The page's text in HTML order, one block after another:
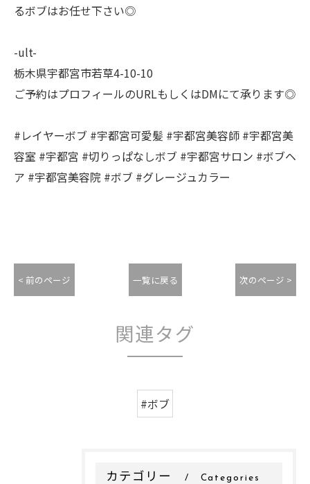
るボブはお任せ下さい◎
-ult-
栃木県宇都宮市若草4-10-10
ご予約はプロフィールのURLもしくはDMにて承ります◎
#レイヤーボブ #宇都宮可愛髪 #宇都宮美容師 #宇都宮美
容室 #宇都宮 #切りっぱなしボブ #宇都宮サロン #ボブヘ
ア #宇都宮美容院 #ボブ #グレージュカラー
< 前のページ 一覧に戻る 次のページ >
関連タグ
#ボブ
カテゴリー Categories